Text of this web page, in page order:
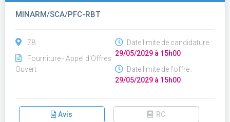
MINARM/SCA/PFC-RBT
78
Fourniture - Appel d'Offres
Ouvert
Date limite de candidature :
29/05/2029 à 15h00
Date limite de l'offre :
29/05/2029 à 15h00
Avis RC